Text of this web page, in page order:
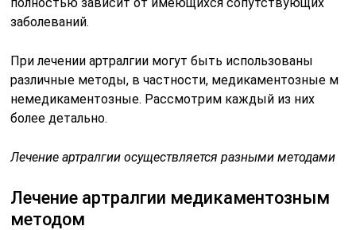
заболеваний.
При лечении артралгии могут быть использованы
различные методы, в частности, медикаментозные м
немедикаментозные. Рассмотрим каждый из них
более детально.
Лечение артралгии осуществляется разными методами
Лечение артралгии медикаментозным
методом